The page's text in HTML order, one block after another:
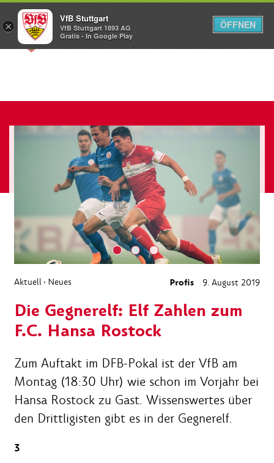
Menü
Aktuell › Neues Profis 9. August 2019
Die Gegnerelf: Elf Zahlen zum
F.C. Hansa Rostock
Zum Auftakt im DFB-Pokal ist der VfB am
Montag (18:30 Uhr) wie schon im Vorjahr bei
Hansa Rostock zu Gast. Wissenswertes über
den Drittligisten gibt es in der Gegnerelf.
3
×
VfB Stuttgart
VfB Stuttgart 1893 AG
Gratis - In Google Play
ÖFFNEN